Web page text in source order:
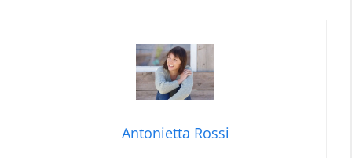
Antonietta Rossi